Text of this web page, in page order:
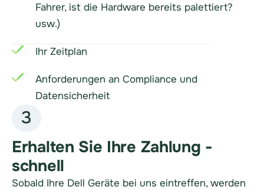
Fahrer, ist die Hardware bereits palettiert?
usw.)
Ihr Zeitplan
Anforderungen an Compliance und
Datensicherheit
3
Erhalten Sie Ihre Zahlung -
schnell
Sobald Ihre Dell Geräte bei uns eintreffen, werden